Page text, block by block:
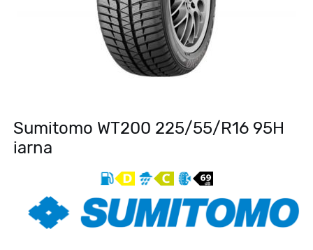
Sumitomo WT200 225/55/R16 95H
iarna